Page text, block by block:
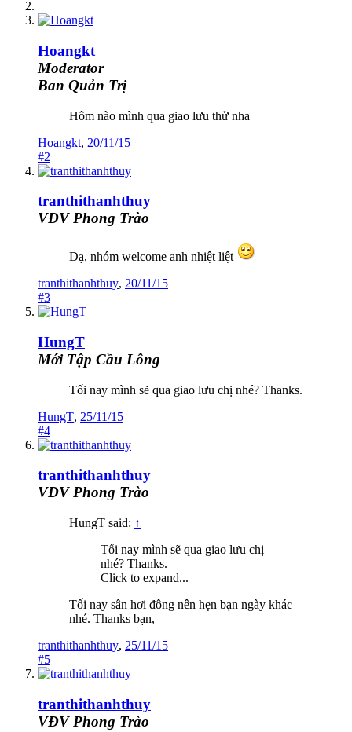
Hoangkt
Moderator
Ban Quản Trị
Hôm nào mình qua giao lưu thử nha
Hoangkt, 20/11/15
#2
tranthithanhthuy
VĐV Phong Trào
Dạ, nhóm welcome anh nhiệt liệt
tranthithanhthuy, 20/11/15
#3
HungT
Mới Tập Cầu Lông
Tối nay mình sẽ qua giao lưu chị nhé? Thanks.
HungT, 25/11/15
#4
tranthithanhthuy
VĐV Phong Trào
HungT said: ↑
Tối nay mình sẽ qua giao lưu chị
nhé? Thanks.
Click to expand...
Tối nay sân hơi đông nên hẹn bạn ngày khác
nhé. Thanks bạn,
tranthithanhthuy, 25/11/15
#5
tranthithanhthuy
VĐV Phong Trào